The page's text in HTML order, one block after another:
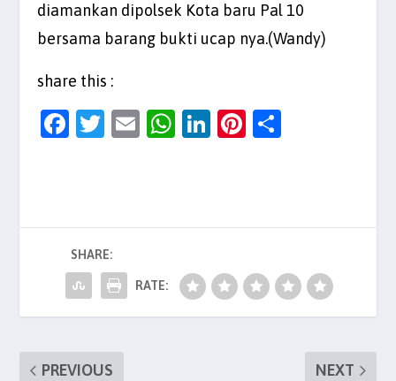
diamankan dipolsek Kota baru Pal 10
bersama barang bukti ucap nya.(Wandy)
share this :
F
b
o
o
k
T
E
W
A
p
p
Li
dI
n
Pi
t
SHARE:
RATE:
PREVIOUS NEXT